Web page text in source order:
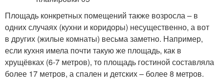
Площадь конкретных помещений также возросла – в
одних случаях (кухни и коридоры) несущественно, а вот
в других (жилые комнаты) весьма заметно. Например,
если кухня имела почти такую же площадь, как в
хрущёвках (6-7 метров), то площадь гостиной составляла
более 17 метров, а спален и детских – более 8 метров.